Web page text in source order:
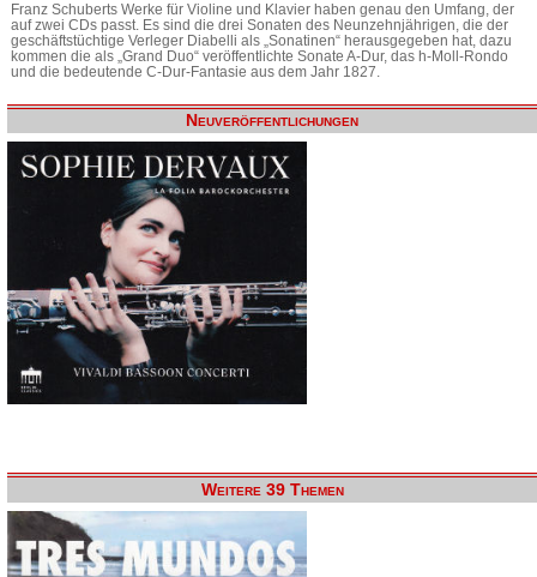
Franz Schuberts Werke für Violine und Klavier haben genau den Umfang, der
auf zwei CDs passt. Es sind die drei Sonaten des Neunzehnjährigen, die der
geschäftstüchtige Verleger Diabelli als „Sonatinen“ herausgegeben hat, dazu
kommen die als „Grand Duo“ veröffentlichte Sonate A-Dur, das h-Moll-Rondo
und die bedeutende C-Dur-Fantasie aus dem Jahr 1827.
Neuveröffentlichungen
Weitere 39 Themen